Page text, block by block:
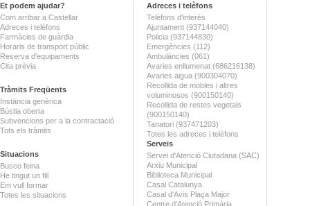
Et podem ajudar?
Com arribar a Castellar
Adreces i telèfons
Farmàcies de guàrdia
Horaris de transport públic
Reserva d'equipaments
Cita prèvia
Tràmits Freqüents
Instància genèrica
Bústia oberta
Subvencions per a la contractació
Tots els tràmits
Situacions
Busco feina
He tingut un fill
Em vull formar
Totes les situacions
Adreces i telèfons
Telèfons d'interès
Ajuntament (937144040)
Policia (937144830)
Emergències (112)
Ambulàncies (061)
Avaries enllumenat (686216138)
Avaries aigua (900304070)
Recollida de mobles i altres
voluminosos (900150140)
Recollida de restes vegetals
(900150140)
Tanatori (937471203)
Totes les adreces i telèfons
Serveis
Servei d'Atenció Ciutadana (SAC)
Arxiu Municipal
Biblioteca Municipal
Casal Catalunya
Casal d'Avis Plaça Major
Centre d'Atenció Primària